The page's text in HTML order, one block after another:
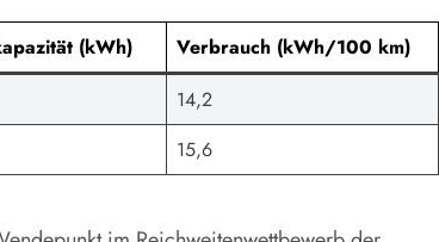
(kWh)
Verbrauch (kWh/100 km)
14,2
15,6